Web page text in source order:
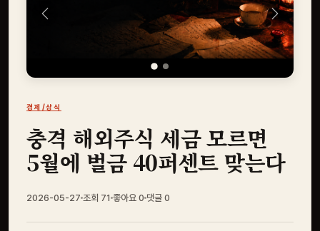
Previous Next
경제/상식
충격 해외주식 세금 모르면
5월에 벌금 40퍼센트 맞는다
2026-05-27 조회 71 좋아요 0 댓글 0